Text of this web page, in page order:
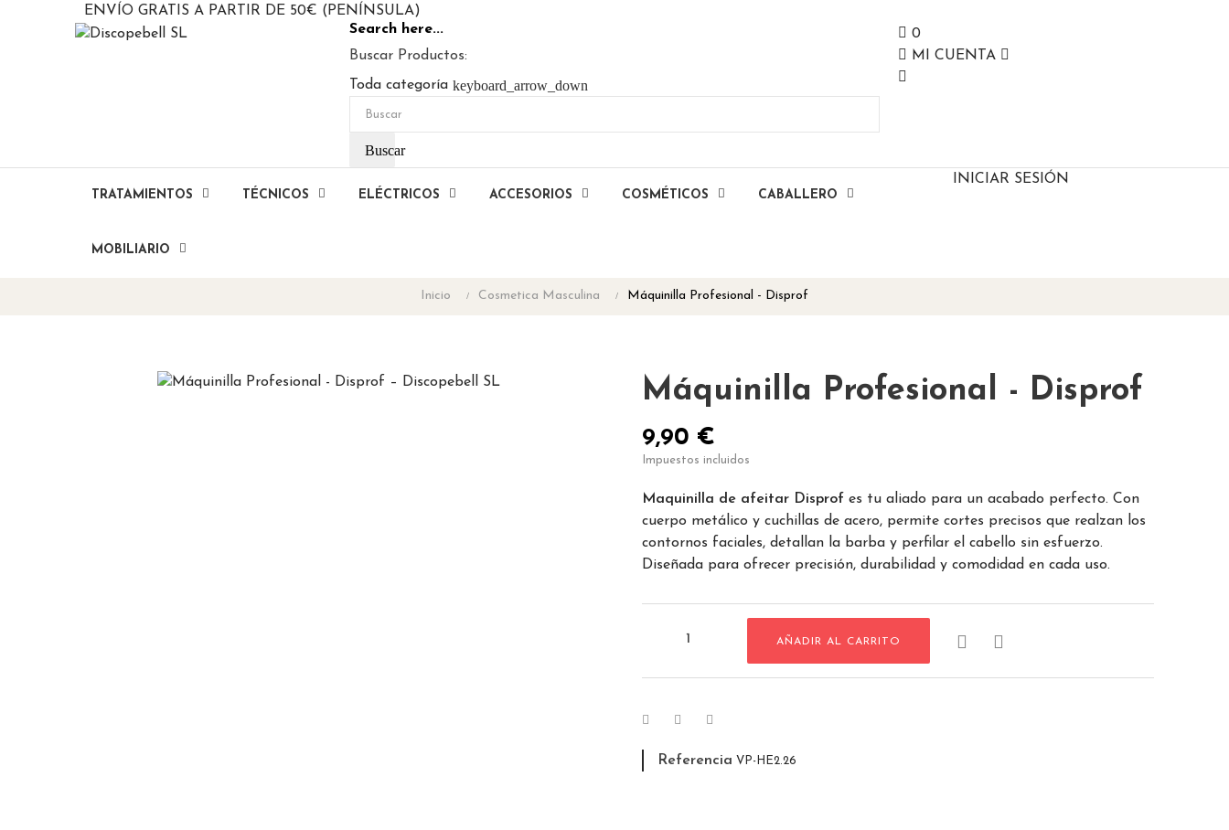
ENVÍO GRATIS A PARTIR DE 50€ (PENÍNSULA)
Search here...
Buscar Productos:
Toda categoría keyboard_arrow_down
Buscar
0
MI CUENTA
TRATAMIENTOS TÉCNICOS ELÉCTRICOS ACCESORIOS COSMÉTICOS CABALLERO
MOBILIARIO
INICIAR SESIÓN
Inicio Cosmetica Masculina Máquinilla Profesional - Disprof
Máquinilla Profesional - Disprof
9,90 €
Impuestos incluidos
Maquinilla de afeitar Disprof es tu aliado para un acabado perfecto. Con
cuerpo metálico y cuchillas de acero, permite cortes precisos que realzan los
contornos faciales, detallan la barba y perfilar el cabello sin esfuerzo.
Diseñada para ofrecer precisión, durabilidad y comodidad en cada uso.
AÑADIR AL CARRITO  
Referencia VP-HE2.26